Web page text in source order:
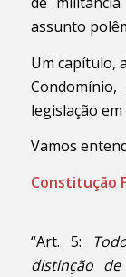
assunto
Um capítulo,
legislação
Vamos
Constitução
“Art. 5:
distinção